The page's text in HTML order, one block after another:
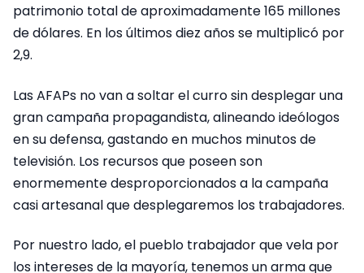
patrimonio total de aproximadamente 165 millones
de dólares. En los últimos diez años se multiplicó por
2,9.
Las AFAPs no van a soltar el curro sin desplegar una
gran campaña propagandista, alineando ideólogos
en su defensa, gastando en muchos minutos de
televisión. Los recursos que poseen son
enormemente desproporcionados a la campaña
casi artesanal que desplegaremos los trabajadores.
Por nuestro lado, el pueblo trabajador que vela por
los intereses de la mayoría, tenemos un arma que